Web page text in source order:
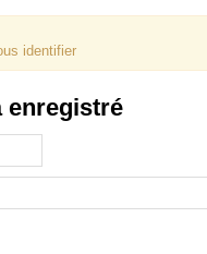
identifier
enregistré